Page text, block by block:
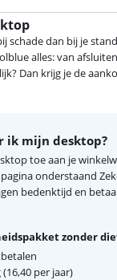
schade dan bij je
alles: van
Dan krijg je de
ik mijn desktop?
toe aan je
onderstaand
bedenktijd en
zonder
per jaar)